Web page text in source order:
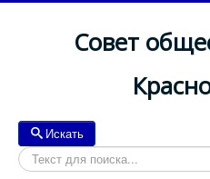
Совет
Искать